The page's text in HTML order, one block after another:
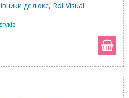
делюкс, Roi Visual